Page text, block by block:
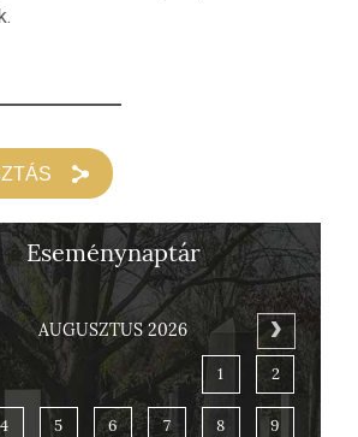
Eseménynaptár
AUGUSZTUS 2026
1 2
4 5 6 7 8 9